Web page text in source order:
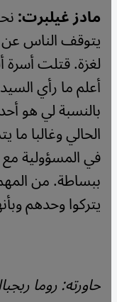
مادز غيلبرت:
يتوقف الناس
لغزة. قتلت أسرة
أعلم ما رأي
بالنسبة لي هو
الحالي وغالبا ما
في المسؤولية مع
ببساطة. من
يتركوا وحدهم
حاورته: روما